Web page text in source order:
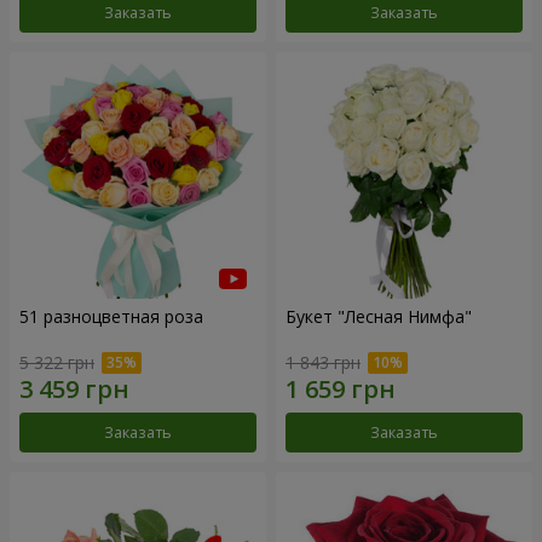
Заказать Заказать
51 разноцветная роза
5 322 грн
Заказать
Букет "Лесная Нимфа"
1 843 грн
Заказать